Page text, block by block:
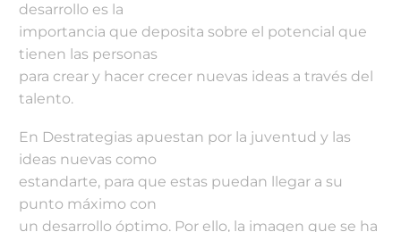
desarrollo es la
importancia que deposita sobre el potencial que
tienen las personas
para crear y hacer crecer nuevas ideas a través del
talento.
En Destrategias apuestan por la juventud y las
ideas nuevas como
estandarte, para que estas puedan llegar a su
punto máximo con
un desarrollo óptimo. Por ello, la imagen que se ha